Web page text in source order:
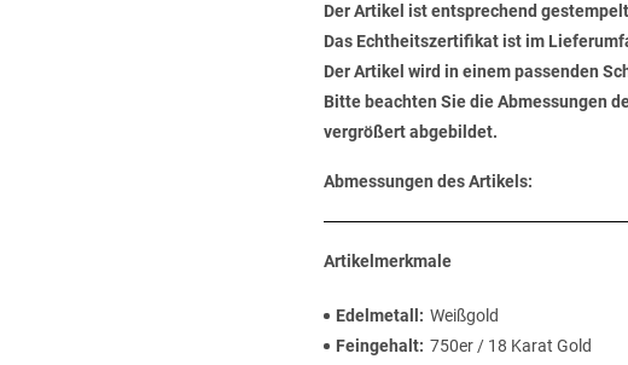
Der Artikel ist entsprechend
Das Echtheitszertifikat ist im
Der Artikel wird in einem passenden
Bitte beachten Sie die Abmessungen
vergrößert abgebildet.
Abmessungen des Artikels:
Artikelmerkmale
Edelmetall
Weißgold
Feingehalt 750er / 18 Karat Gold